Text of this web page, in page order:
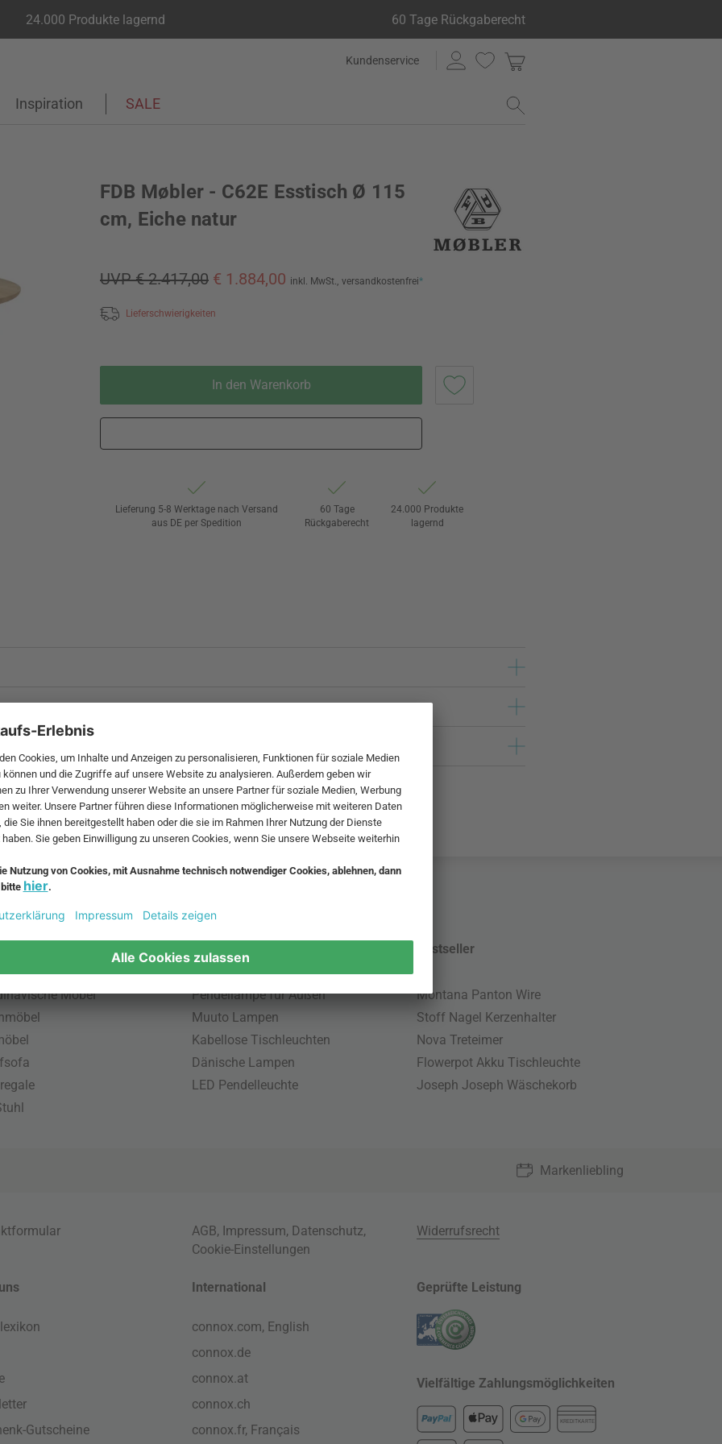
24.000 Produkte lagernd 60 Tage Rückgaberecht
Kundenservice
Inspiration SALE
FDB Møbler - C62E Esstisch Ø 115
cm, Eiche natur
UVP € 2.417,00 € 1.884,00 inkl. MwSt., versandkostenfrei*
Lieferschwierigkeiten
In den Warenkorb
Lieferung 5-8 Werktage nach Versand
aus DE per Spedition
60 Tage
Rückgaberecht
24.000 Produkte
lagernd
und zzgl.
Möbel
Beliebte Leuchten
Pendellampe für Außen
Muuto Lampen
Kabellose Tischleuchten
Dänische Lampen
LED Pendelleuchte
Bestseller
Montana Panton Wire
Stoff Nagel Kerzenhalter
Nova Treteimer
Flowerpot Akku Tischleuchte
Joseph Joseph Wäschekorb
Markenliebling
AGB, Impressum, Datenschutz,
Cookie-Einstellungen
Widerrufsrecht
Gutscheine
International
connox.com, English
connox.de
connox.at
connox.ch
connox.fr, Français
Geprüfte Leistung
Vielfältige Zahlungsmöglichkeiten
KREDITKARTE